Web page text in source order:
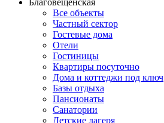
Благовещенская
Все объекты
Частный сектор
Гостевые дома
Отели
Гостиницы
Квартиры посуточно
Дома и коттеджи под ключ
Базы отдыха
Пансионаты
Санатории
Детские лагеря